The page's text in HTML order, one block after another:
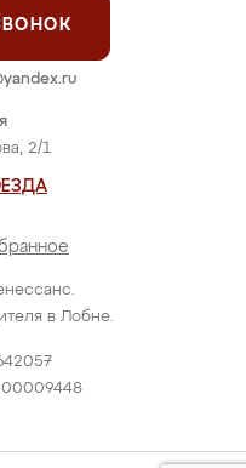
в Лобне.
2/1